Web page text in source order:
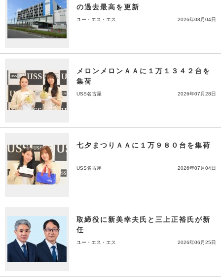
の過去最高を更新
ユー・エス・エス 2026年08月04日
メロンメロンＡＡに１万１３４２台を
集荷
USS名古屋 2026年07月28日
七夕まつりＡＡに１万９８０台を集荷
USS名古屋 2026年07月04日
取締役に新美幸夫氏と三上正裕氏が新
任
ユー・エス・エス 2026年06月25日